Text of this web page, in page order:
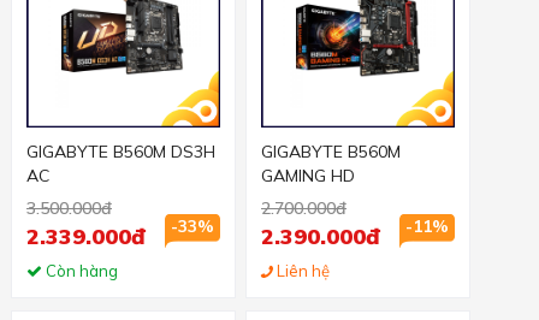
GIGABYTE B560M DS3H
AC
3.500.000đ
-33%
2.339.000đ
Còn hàng
GIGABYTE B560M
GAMING HD
2.700.000đ
-11%
2.390.000đ
Liên hệ